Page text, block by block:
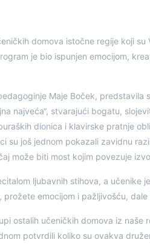
domova istočne regije koji su
je bio ispunjen emocijom,
Maje Boček, predstavila
najveća“, stvarajući bogatu,
dionica i klavirske pratnje
su još jednom pokazali zavidnu
može biti most kojim povezuje
ljubavnih stihova, a učenike
emocijom i pažljivošću,
ostalih učeničkih domova iz naše
potvrdili koliko su ovakva